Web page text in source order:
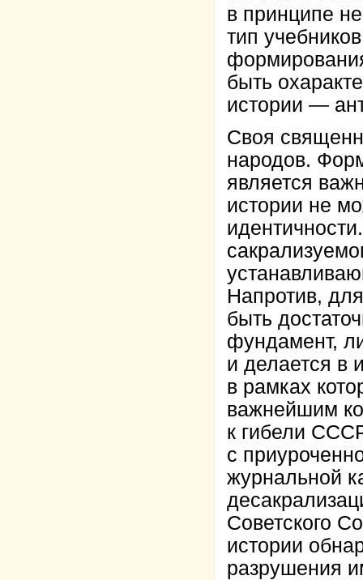
в принципе
тип
быть
истории —
Своя
народов.
является
истории не
Напротив,
быть
фундамент,
и делается в
в рамках
важнейшим
к гибели
с
журнальной
Советского
истории
разрушения